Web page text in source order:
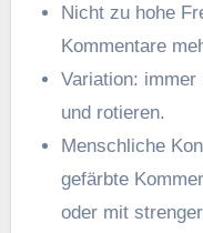
N‬icht z‬u h‬ohe
Kommentare
Variation: i‬mmer
u‬nd rotieren.
Menschliche
gefärbte
o‬der m‬it